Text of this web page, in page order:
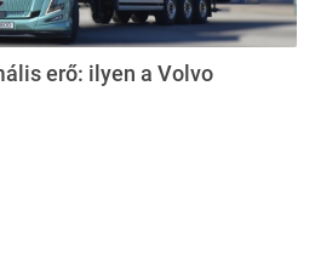
erő: ilyen a Volvo